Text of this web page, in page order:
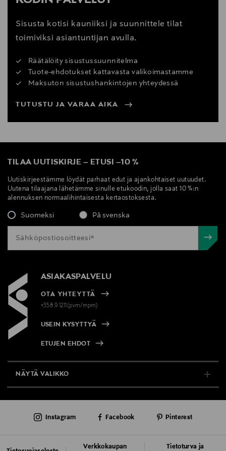
Sisusta kotisi kauniiksi ja suunnittele tilat
toimiviksi asiantuntijan avulla.
Räätälöity sisustussuunnitelma
Tuote-ehdotukset kattavasta valikoimastamme
Maksuton sisustushankintojen yhteydessä
TUTUSTU JA VARAA AIKA
TILAA UUTISKIRJE – ETUSI –10 %
Uutiskirjeestämme löydät parhaat edut ja ajankohtaiset uutuudet.
Uutena tilaajana lähetämme sinulle etukoodin, jolla saat 10 %:n
alennuksen normaalihintaisesta kertaostoksesta.
Suomeksi På svenska
ASIAKASPALVELU
OTA YHTEYTTÄ
+358 9 1211(pvm/mpm)
USEIN KYSYTTYÄ
ETUJEN EHDOT
NÄYTÄ VALIKKO
AJANKOHTAISTA
Verkkokaupan Tietoturva ja
Instagram Facebook Pinterest